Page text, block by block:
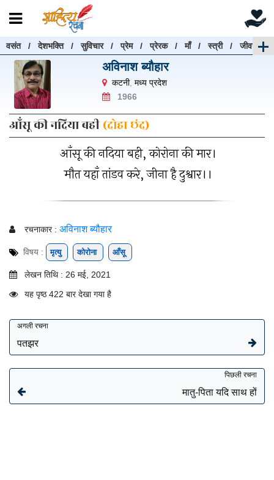
वसंत/देशभक्ति/सुविचार/प्रेम/प्रेरक/माँ/स्त्री/जीवन
अविनाश ब्यौहार
कटनी, मध्य प्रदेश
1966
आँसू की नदिया बही (दोहा छंद)
आँसू की नदिया बही, कोरोना की मार।
मौत यहाँ तांडव करे, जीना है दुश्वार।।
रचनाकार : अविनाश ब्यौहार
विषय : मृत्यु कोरोना आँसू
लेखन तिथि : 26 मई, 2021
यह पृष्ठ 422 बार देखा गया है
अगली रचना
पतझर
पिछली रचना
मातु-पिता यदि साथ हों
रचनाएँ खोजें
रचनाएँ खोजने के लिए नीचे दी गई बॉक्स में हिन्दी में लिखें और
"खोजें" बटन पर क्लिक करें
खोजें